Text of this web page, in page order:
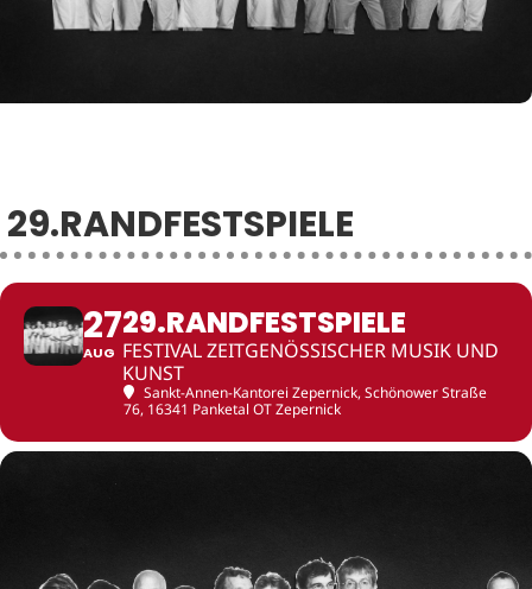
29.RANDFESTSPIELE
27
AUG
29.RANDFESTSPIELE
FESTIVAL ZEITGENÖSSISCHER MUSIK UND
KUNST
Sankt-Annen-Kantorei Zepernick, Schönower Straße
76, 16341 Panketal OT Zepernick